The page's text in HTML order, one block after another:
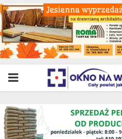
PRIMARY
MENU